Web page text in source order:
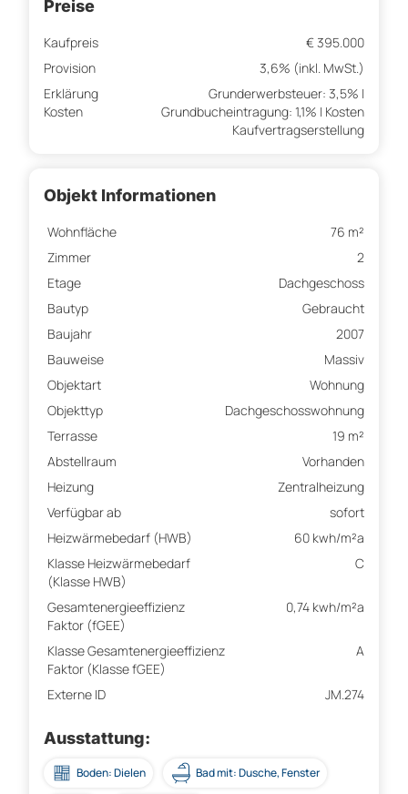
Preise
Kaufpreis
€ 395.000
Provision
3,6% (inkl. MwSt.)
Erklärung
Kosten
Grunderwerbsteuer: 3,5% |
Grundbucheintragung: 1,1% | Kosten
Kaufvertragserstellung
Objekt Informationen
Wohnfläche
76 m²
Zimmer
2
Etage
Dachgeschoss
Bautyp
Gebraucht
Baujahr
2007
Bauweise
Massiv
Objektart
Wohnung
Objekttyp
Dachgeschosswohnung
Terrasse
19 m²
Abstellraum
Vorhanden
Heizung
Zentralheizung
Verfügbar ab
sofort
Heizwärmebedarf (HWB)
60 kwh/m²a
Klasse Heizwärmebedarf
(Klasse HWB)
C
Gesamtenergieeffizienz
Faktor (fGEE)
0,74 kwh/m²a
Klasse Gesamtenergieeffizienz
Faktor (Klasse fGEE)
A
Externe ID JM.274
Ausstattung:
Boden: Dielen Bad mit: Dusche, Fenster